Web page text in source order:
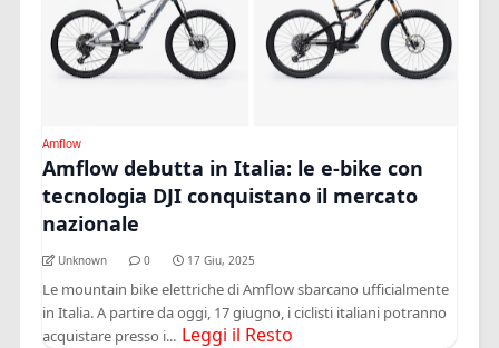
Amflow
Amflow debutta in Italia: le e-bike con
tecnologia DJI conquistano il mercato
nazionale
Unknown 0 17 Giu, 2025
Le mountain bike elettriche di Amflow sbarcano ufficialmente
in Italia. A partire da oggi, 17 giugno, i ciclisti italiani potranno
acquistare presso i... Leggi il Resto